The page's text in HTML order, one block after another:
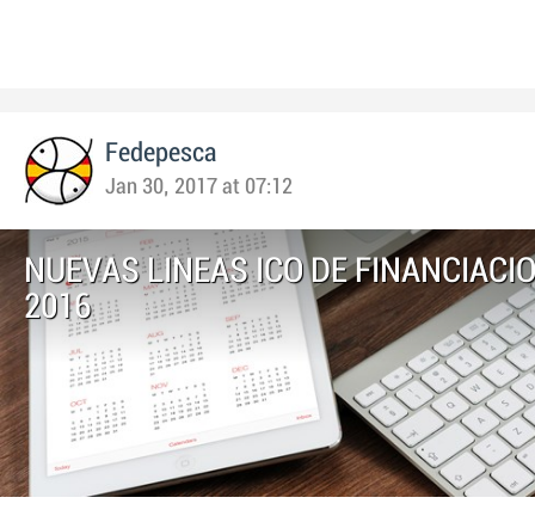
Fedepesca
Jan 30, 2017 at 07:12
NUEVAS LINEAS ICO DE
2016